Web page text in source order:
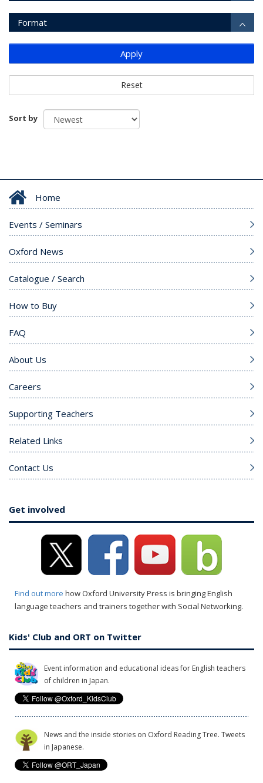
Format
Apply
Reset
Sort by
Home
Events / Seminars
Oxford News
Catalogue / Search
How to Buy
FAQ
About Us
Careers
Supporting Teachers
Related Links
Contact Us
Get involved
Find out more how Oxford University Press is bringing English
language teachers and trainers together with Social Networking.
Kids' Club and ORT on Twitter
Event information and educational ideas for English teachers
of children in Japan.
News and the inside stories on Oxford Reading Tree. Tweets
in Japanese.